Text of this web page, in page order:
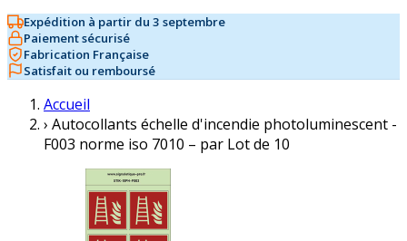
Expédition à partir du 3 septembre
Paiement sécurisé
Fabrication Française
Satisfait ou remboursé
Accueil
› Autocollants échelle d'incendie photoluminescent -
F003 norme iso 7010 – par Lot de 10